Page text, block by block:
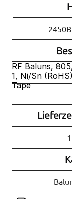
RF Baluns,
1, Ni/Sn
Tape